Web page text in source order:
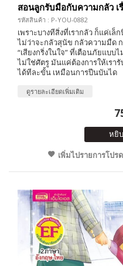
สอนลูกรับมือกับความกลัว เ
รหัสสินค้า : P-YOU-0882
เพราะบางทีสิ่งที่เรากลัว ก็แค่เล็
ไม่ว่าจะกลัวสุนัข กลัวความมืด
“เสียงกริ่งในใจ” ที่เตือนภัยแบบ
ไม่ใช่ศัตรู มันแค่ต้องการให้เรา
ได้ทีละขั้น เหมือนการปีนบันได
ดูรายละเอียดเพิ่มเติม
หยิ
เพิ่มไปรายการโปรด